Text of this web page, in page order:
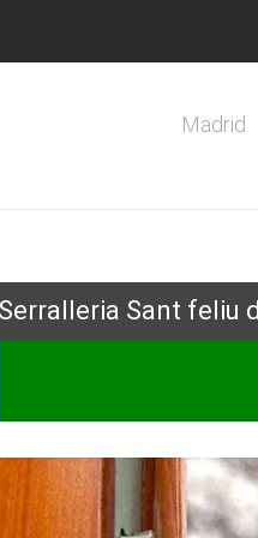
Madrid
Sant feliu